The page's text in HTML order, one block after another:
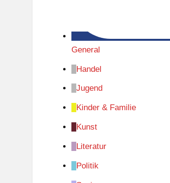
General
Handel
Jugend
Kinder & Familie
Kunst
Literatur
Politik